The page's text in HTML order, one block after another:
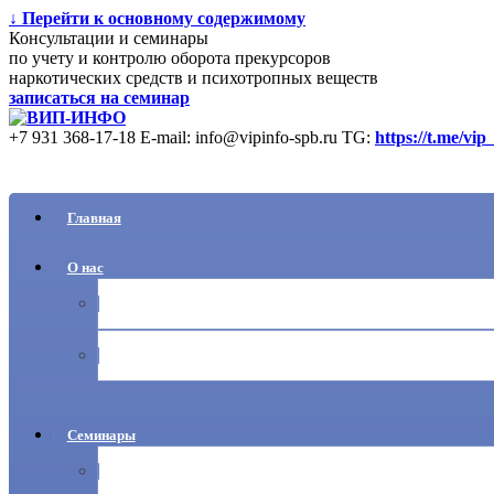
↓ Перейти к основному содержимому
Консультации и семинары
по учету и контролю оборота прекурсоров
наркотических средств и психотропных веществ
записаться на семинар
+7 931 368-17-18 E-mail: info@vipinfo-spb.ru TG: https://t.me/
Главная
О нас
Семинары